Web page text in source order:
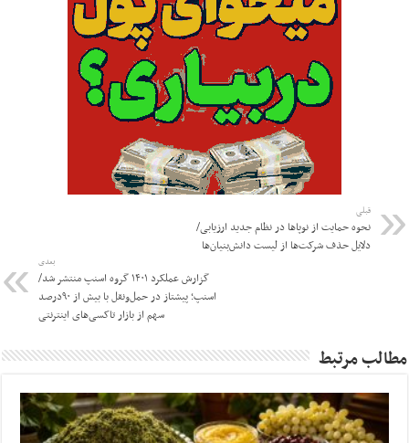
قبلی
نحوه حمایت از نوپاها در نظام جدید ارزیابی/
دلایل حذف شرکت‌ها از لیست دانش‌بنیان‌ها
بعدی
گزارش عملکرد ۱۴۰۱ گروه اسنپ منتشر شد/
اسنپ؛ پیشتاز در حمل‌و‌نقل با بیش از ۹۰درصد
سهم از بازار تاکسی‌های اینترنتی
مطالب مرتبط